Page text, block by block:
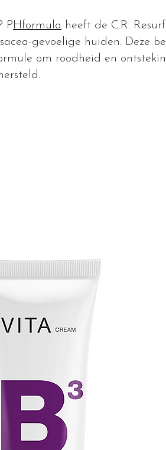
PHformula heeft de C.R.
gevoelige huiden. Deze
om roodheid en